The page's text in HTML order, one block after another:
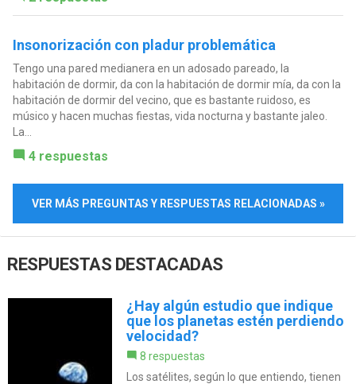
Insonorización con pladur problemática
Tengo una pared medianera en un adosado pareado, la
habitación de dormir, da con la habitación de dormir mía, da con la
habitación de dormir del vecino, que es bastante ruidoso, es
músico y hacen muchas fiestas, vida nocturna y bastante jaleo.
La...
4 respuestas
VER MÁS PREGUNTAS Y RESPUESTAS RELACIONADAS »
RESPUESTAS DESTACADAS
¿Hay algún estudio que indique
que los planetas estén perdiendo
velocidad?
8 respuestas
Los satélites, según lo que entiendo, tienen